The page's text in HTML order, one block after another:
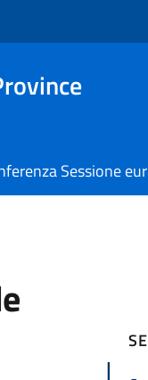
Sessione